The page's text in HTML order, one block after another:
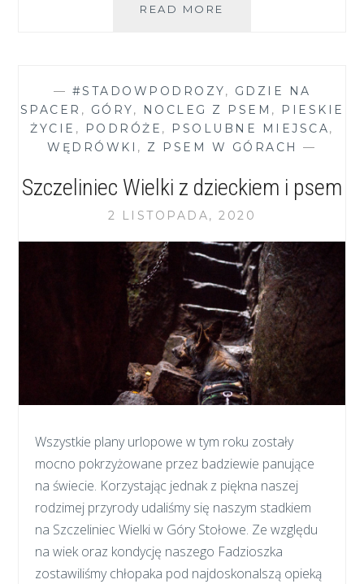
READ MORE
W
OKOLICACH
WARSZAWY
— #STADOWPODROZY, GDZIE NA
SPACER , GÓRY, NOCLEG Z PSEM ,
PIESKIE
ŻYCIE , PODRÓŻE , PSOLUBNE MIEJSCA,
WĘDRÓWKI , Z PSEM W GÓRACH —
Szczeliniec Wielki z dzieckiem i psem
2 LISTOPADA, 2020
Wszystkie plany urlopowe w tym roku zostały
mocno pokrzyżowane przez badziewie panujące
na świecie. Korzystając jednak z piękna naszej
rodzimej przyrody udaliśmy się naszym stadkiem
na Szczeliniec Wielki w Góry Stołowe. Ze względu
na wiek oraz kondycję naszego Fadzioszka
zostawiliśmy chłopaka pod najdoskonalszą opieką